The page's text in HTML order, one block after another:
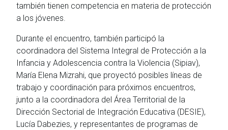
también tienen competencia en materia de protección
a los jóvenes.
Durante el encuentro, también participó la
coordinadora del Sistema Integral de Protección a la
Infancia y Adolescencia contra la Violencia (Sipiav),
María Elena Mizrahi, que proyectó posibles líneas de
trabajo y coordinación para próximos encuentros,
junto a la coordinadora del Área Territorial de la
Dirección Sectorial de Integración Educativa (DESIE),
Lucía Dabezies, y representantes de programas de